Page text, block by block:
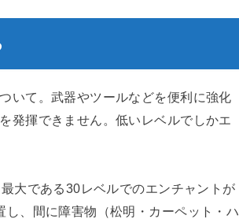
いて。武器やツールなどを便利に強化
発揮できません。低いレベルでしかエ
大である30レベルでのエンチャントが
、間に障害物（松明・カーペット・ハ